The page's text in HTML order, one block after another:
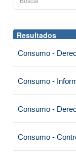
Resultados
Consumo -
Consumo -
Consumo -
Consumo -